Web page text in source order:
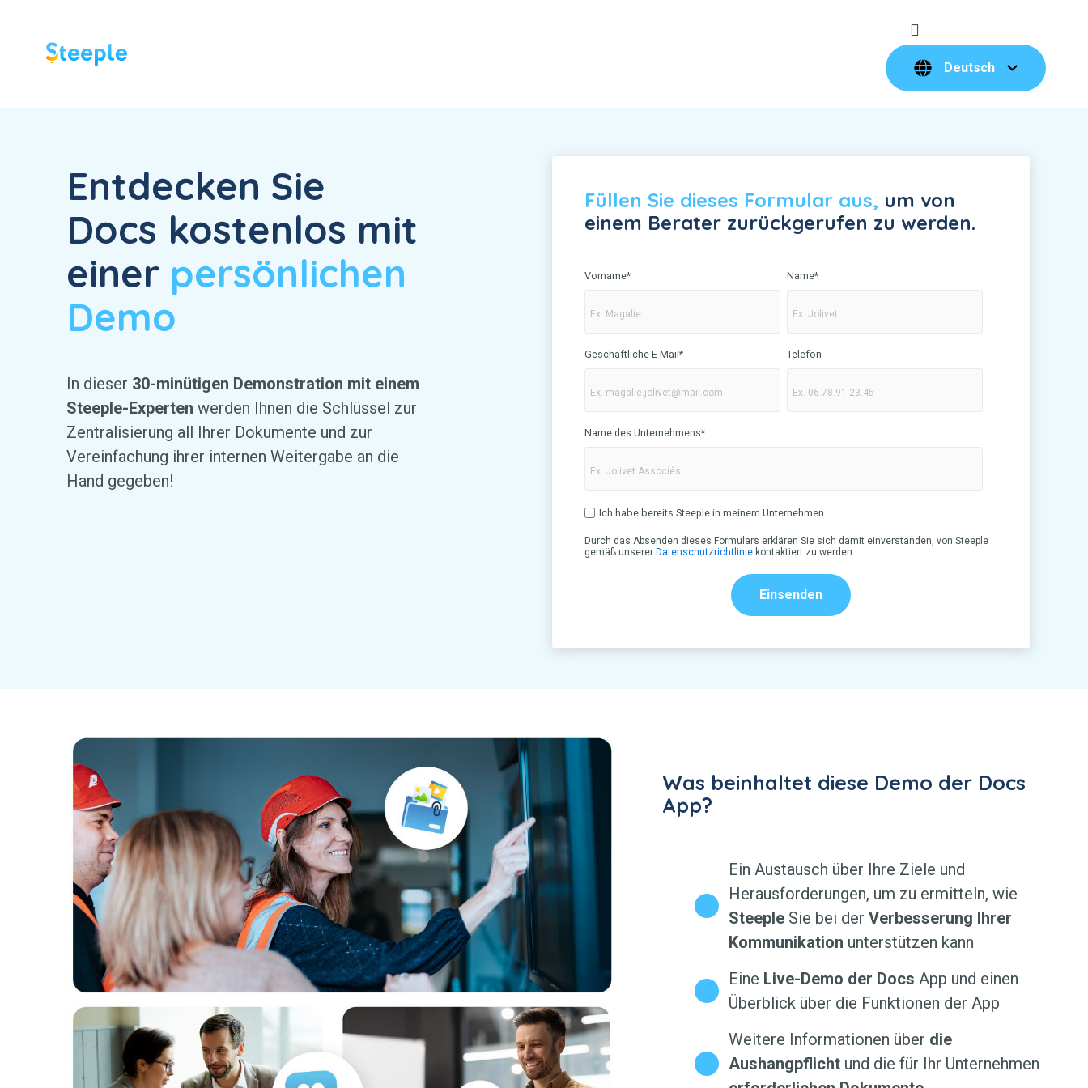
Deutsch
Entdecken Sie
Docs kostenlos mit
einer persönlichen
Demo
In dieser 30-minütigen Demonstration mit einem
Steeple-Experten werden Ihnen die Schlüssel zur
Zentralisierung all Ihrer Dokumente und zur
Vereinfachung ihrer internen Weitergabe an die
Hand gegeben!
Füllen Sie dieses Formular aus, um von
einem Berater zurückgerufen zu werden.
Vorname* Name*
Geschäftliche E-Mail * Telefon
Name des Unternehmens*
Ich habe bereits Steeple in meinem Unternehmen
Durch das Absenden dieses Formulars erklären Sie sich damit einverstanden, von Steeple
gemäß unserer Datenschutzrichtliniekontaktiert zu werden.
Was beinhaltet diese Demo der Docs
App?
Ein Austausch über Ihre Ziele und
Herausforderungen, um zu ermitteln, wie
SteepleSie bei der Verbesserung Ihrer
Kommunikation unterstützen kann
Eine Live-Demo der Docs App und einen
Überblick über die Funktionen der App
Weitere Informationen über die
Aushangpflichtund die für Ihr Unternehmen